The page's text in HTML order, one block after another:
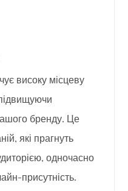
високу місцеву
бренду. Це
які прагнуть
одночасно
присутність.